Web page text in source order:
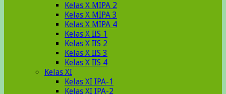
Kelas X MIPA 2
Kelas X MIPA 3
Kelas X MIPA 4
Kelas X IIS 1
Kelas X IIS 2
Kelas X IIS 3
Kelas X IIS 4
Kelas XI
Kelas XI IPA-1
Kelas XI IPA-2